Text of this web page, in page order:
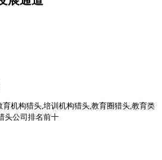
育机构猎头,培训机构猎头,教育圈猎头,教育类
头公司排名前十